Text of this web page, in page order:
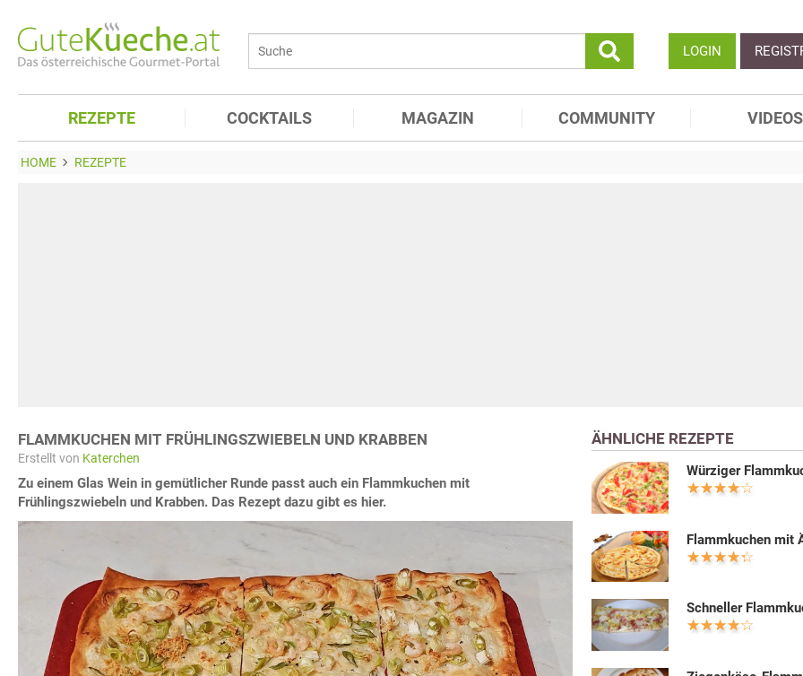
LOGIN
REZEPTE COCKTAILS MAGAZIN COMMUNITY VIDEOS
HOME REZEPTE
FLAMMKUCHEN MIT FRÜHLINGSZWIEBELN UND KRABBEN
Erstellt von Katerchen
Zu einem Glas Wein in gemütlicher Runde passt auch ein Flammkuchen mit
Frühlingszwiebeln und Krabben. Das Rezept dazu gibt es hier.
ÄHNLICHE REZEPTE
Würziger
Flammkuchen mit
Schneller